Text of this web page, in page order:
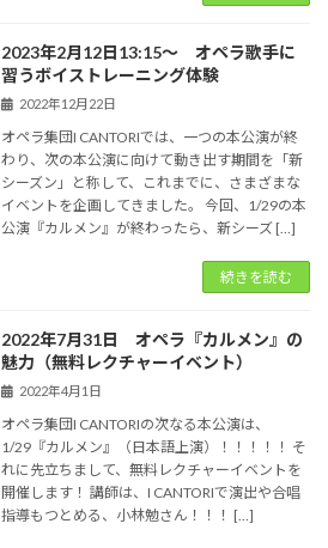
2023年2月12日13:15〜 オペラ歌手に
習うボイストレーニング体験
2022年12月22日
オペラ集団I CANTORIでは、一つの本公演が終
わり、次の本公演に向けて動き出す期間を「新
シーズン」と称して、これまでに、さまざまな
イベントを企画してきました。 今回、1/29の本
公演『カルメン』が終わったら、新シーズ […]
続きを読む
2022年7月31日 オペラ『カルメン』の
魅力（無料レクチャーイベント）
2022年4月1日
オペラ集団I CANTORIの次なる本公演は、
1/29『カルメン』（日本語上演）！！！！！ そ
れに先立ちまして、無料レクチャーイベントを
開催します！ 講師は、I CANTORIで演出や合唱
指導もつとめる、小林勉さん！！！ […]